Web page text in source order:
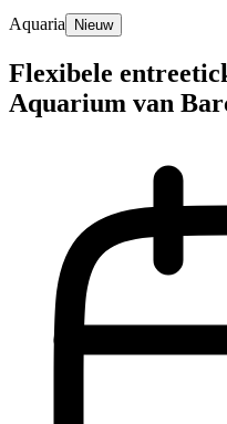
Aquaria Nieuw
Flexibele
Aquarium van